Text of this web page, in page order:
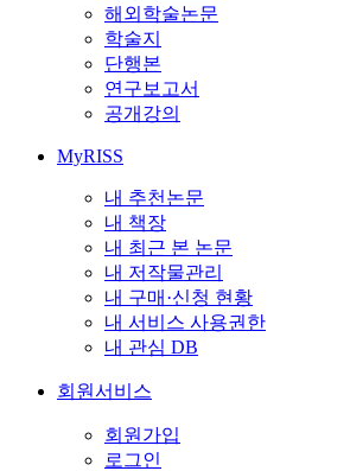
해외학술논문
학술지
단행본
연구보고서
공개강의
MyRISS
내 추천논문
내 책장
내 최근 본 논문
내 저작물관리
내 구매·신청 현황
내 서비스 사용권한
내 관심 DB
회원서비스
회원가입
로그인